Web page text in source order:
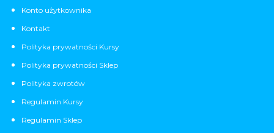
Konto użytkownika
Kontakt
Polityka prywatności Kursy
Polityka prywatności Sklep
Polityka zwrotów
Regulamin Kursy
Regulamin Sklep